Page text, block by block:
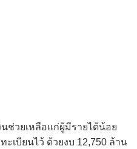
ช่วยเหลือแก่ผู้มีรายได้น้อย
เบียนไว้ ด้วยงบ 12,750 ล้าน